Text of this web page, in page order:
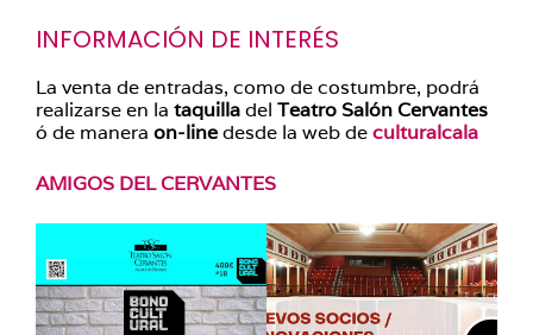
INFORMACIÓN DE INTERÉS
La venta de entradas, como de costumbre, podrá
realizarse en la taquilladel Teatro Salón Cervantes
ó de manera on-linedesde la web deculturalcala
AMIGOS DEL CERVANTES